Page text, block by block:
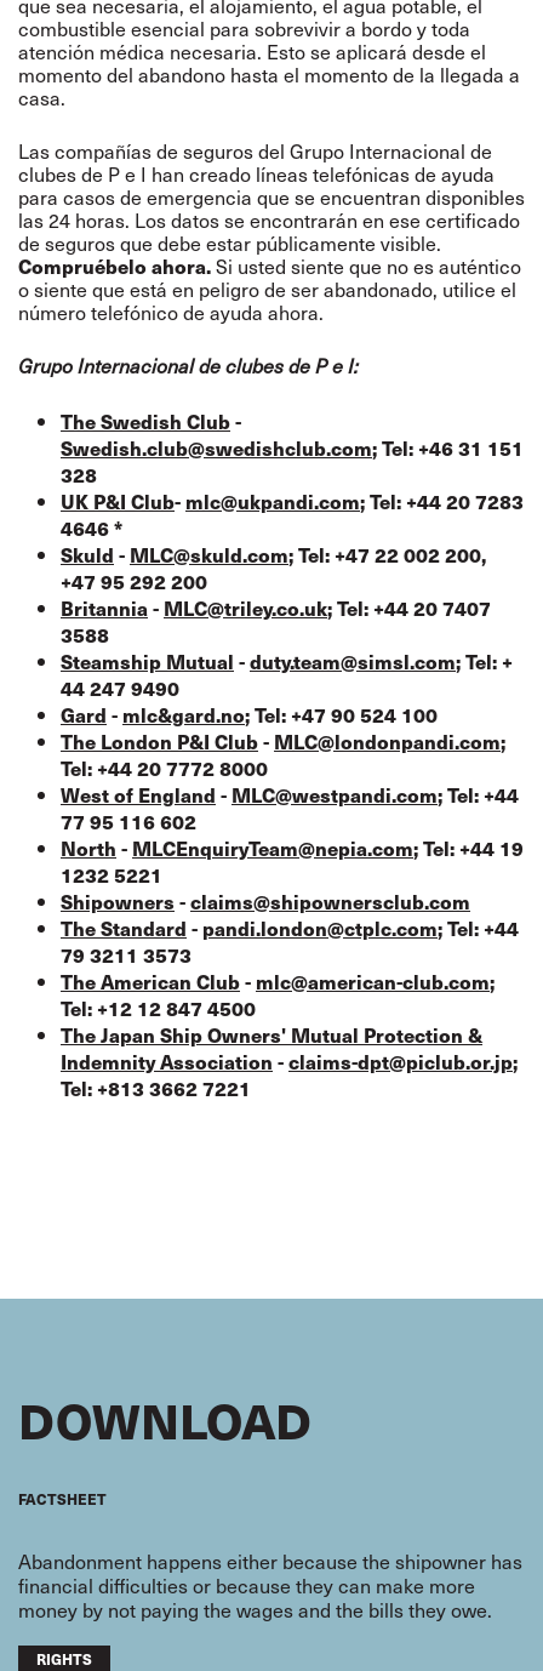
combustible esencial para sobrevivir a bordo y toda
atención médica necesaria. Esto se aplicará desde el
momento del abandono hasta el momento de la llegada a
casa.
Las compañías de seguros del Grupo Internacional de
clubes de P e I han creado líneas telefónicas de ayuda
para casos de emergencia que se encuentran disponibles
las 24 horas. Los datos se encontrarán en ese certificado
de seguros que debe estar públicamente visible.
Compruébelo ahora.Si usted siente que no es auténtico
o siente que está en peligro de ser abandonado, utilice el
número telefónico de ayuda ahora.
Grupo Internacional de clubes de P e I:
The Swedish Club-
Swedish.club@swedishclub.com; Tel: +46 31 151
328
UK P&I Club- mlc@ukpandi.com; Tel: +44 20 7283
4646 *
Skuld - MLC@skuld.com; Tel: +47 22 002 200,
+47 95 292 200
Britannia- MLC@triley.co.uk; Tel: +44 20 7407
3588
Steamship Mutual -duty.team@simsl.com; Tel: +
44 247 9490
Gard - mlc&gard.no; Tel: +47 90 524 100
The London P&I Club- MLC@londonpandi.com;
Tel: +44 20 7772 8000
West of England - MLC@westpandi.com; Tel: +44
77 95 116 602
North - MLCEnquiryTeam@nepia.com; Tel: +44 19
1232 5221
Shipowners -claims@shipownersclub.com
The Standard - pandi.london@ctplc.com; Tel: +44
79 3211 3573
The American Club- mlc@american-club.com;
Tel: +12 12 847 4500
The Japan Ship Owners' Mutual Protection &
Indemnity Association -claims-dpt@piclub.or.jp;
Tel: +813 3662 7221
DOWNLOAD
FACTSHEET
Abandonment happens either because the shipowner has
financial difficulties or because they can make more
money by not paying the wages and the bills they owe.
RIGHTS